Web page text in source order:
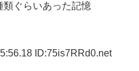
類ぐらいあった記憶
ID:75is7RRd0.net